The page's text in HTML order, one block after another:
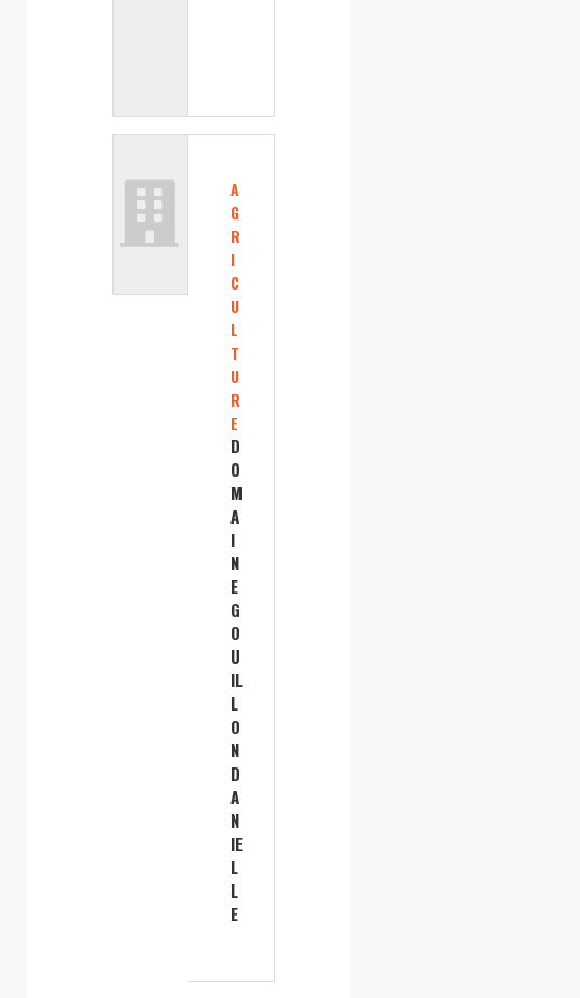
A
G
R
I
C
U
L
T
U
R
E
D
O
M
A
I
N
E
G
O
U
IL
L
O
N
D
A
N
IE
L
L
E